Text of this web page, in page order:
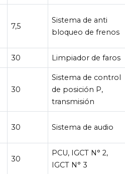
7,5
Sistema de anti
bloqueo de frenos
30 Limpiador de faros
30
Sistema de control
de posición P,
transmisión
30 Sistema de audio
30
PCU, IGCT N° 2,
IGCT N° 3